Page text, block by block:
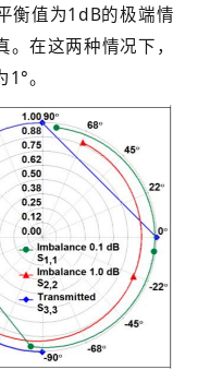
衡值为1dB的极端情
在这两种情况下，
。